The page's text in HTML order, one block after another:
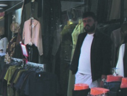
Altında sert yükseliş
sürüyo...